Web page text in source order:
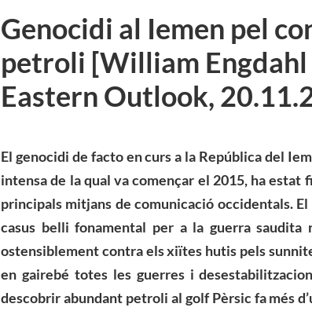
Genocidi al Iemen pel
petroli [William Engdahl
Eastern Outlook,
El genocidi de facto en curs a la República del
intensa de la qual va començar el 2015, ha estat
principals mitjans de comunicació occidentals. El
casus belli fonamental per a la guerra saudita
ostensiblement contra els xiïtes hutis pels
en gairebé totes les guerres i
descobrir abundant petroli al golf Pèrsic fa més